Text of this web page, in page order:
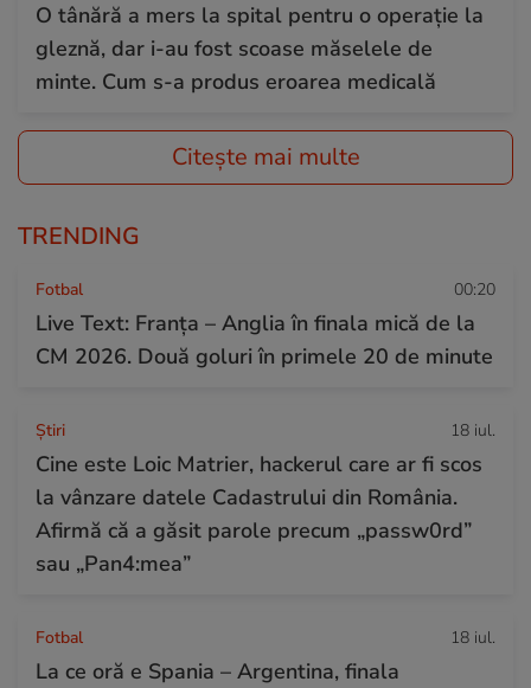
O tânără a mers la spital pentru o operație la
gleznă, dar i-au fost scoase măselele de
minte. Cum s-a produs eroarea medicală
Citește mai multe
TRENDING
Fotbal 00:20
Live Text: Franța – Anglia în finala mică de la
CM 2026. Două goluri în primele 20 de minute
Ştiri 18 iul.
Cine este Loic Matrier, hackerul care ar fi scos
la vânzare datele Cadastrului din România.
Afirmă că a găsit parole precum „passw0rd”
sau „Pan4:mea”
Fotbal 18 iul.
La ce oră e Spania – Argentina, finala